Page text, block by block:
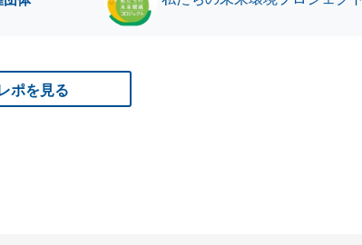
ポを見る